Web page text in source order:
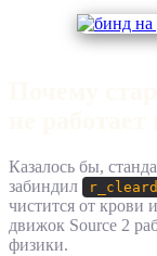
Казалось бы,
забиндил
чистится от крови
движок Source 2
физики.